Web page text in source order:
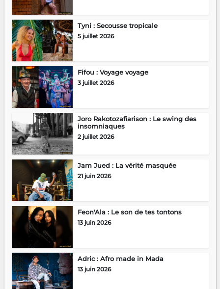
Tyni : Secousse tropicale
5 juillet 2026
Fifou : Voyage voyage
3 juillet 2026
Joro Rakotozafiarison : Le swing des
insomniaques
2 juillet 2026
Jam Jued : La vérité masquée
21 juin 2026
Feon'Ala : Le son de tes tontons
13 juin 2026
Adric : Afro made in Mada
13 juin 2026